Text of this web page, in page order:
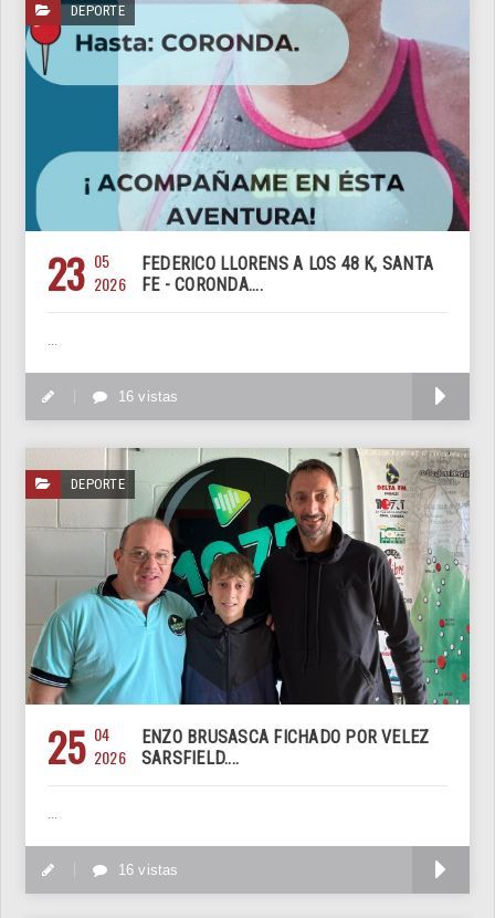
DEPORTE
23 05
2026
FEDERICO LLORENS A LOS 48 K, SANTA
FE - CORONDA....
...
16 vistas
DEPORTE
25 04
2026
ENZO BRUSASCA FICHADO POR VELEZ
SARSFIELD....
...
16 vistas